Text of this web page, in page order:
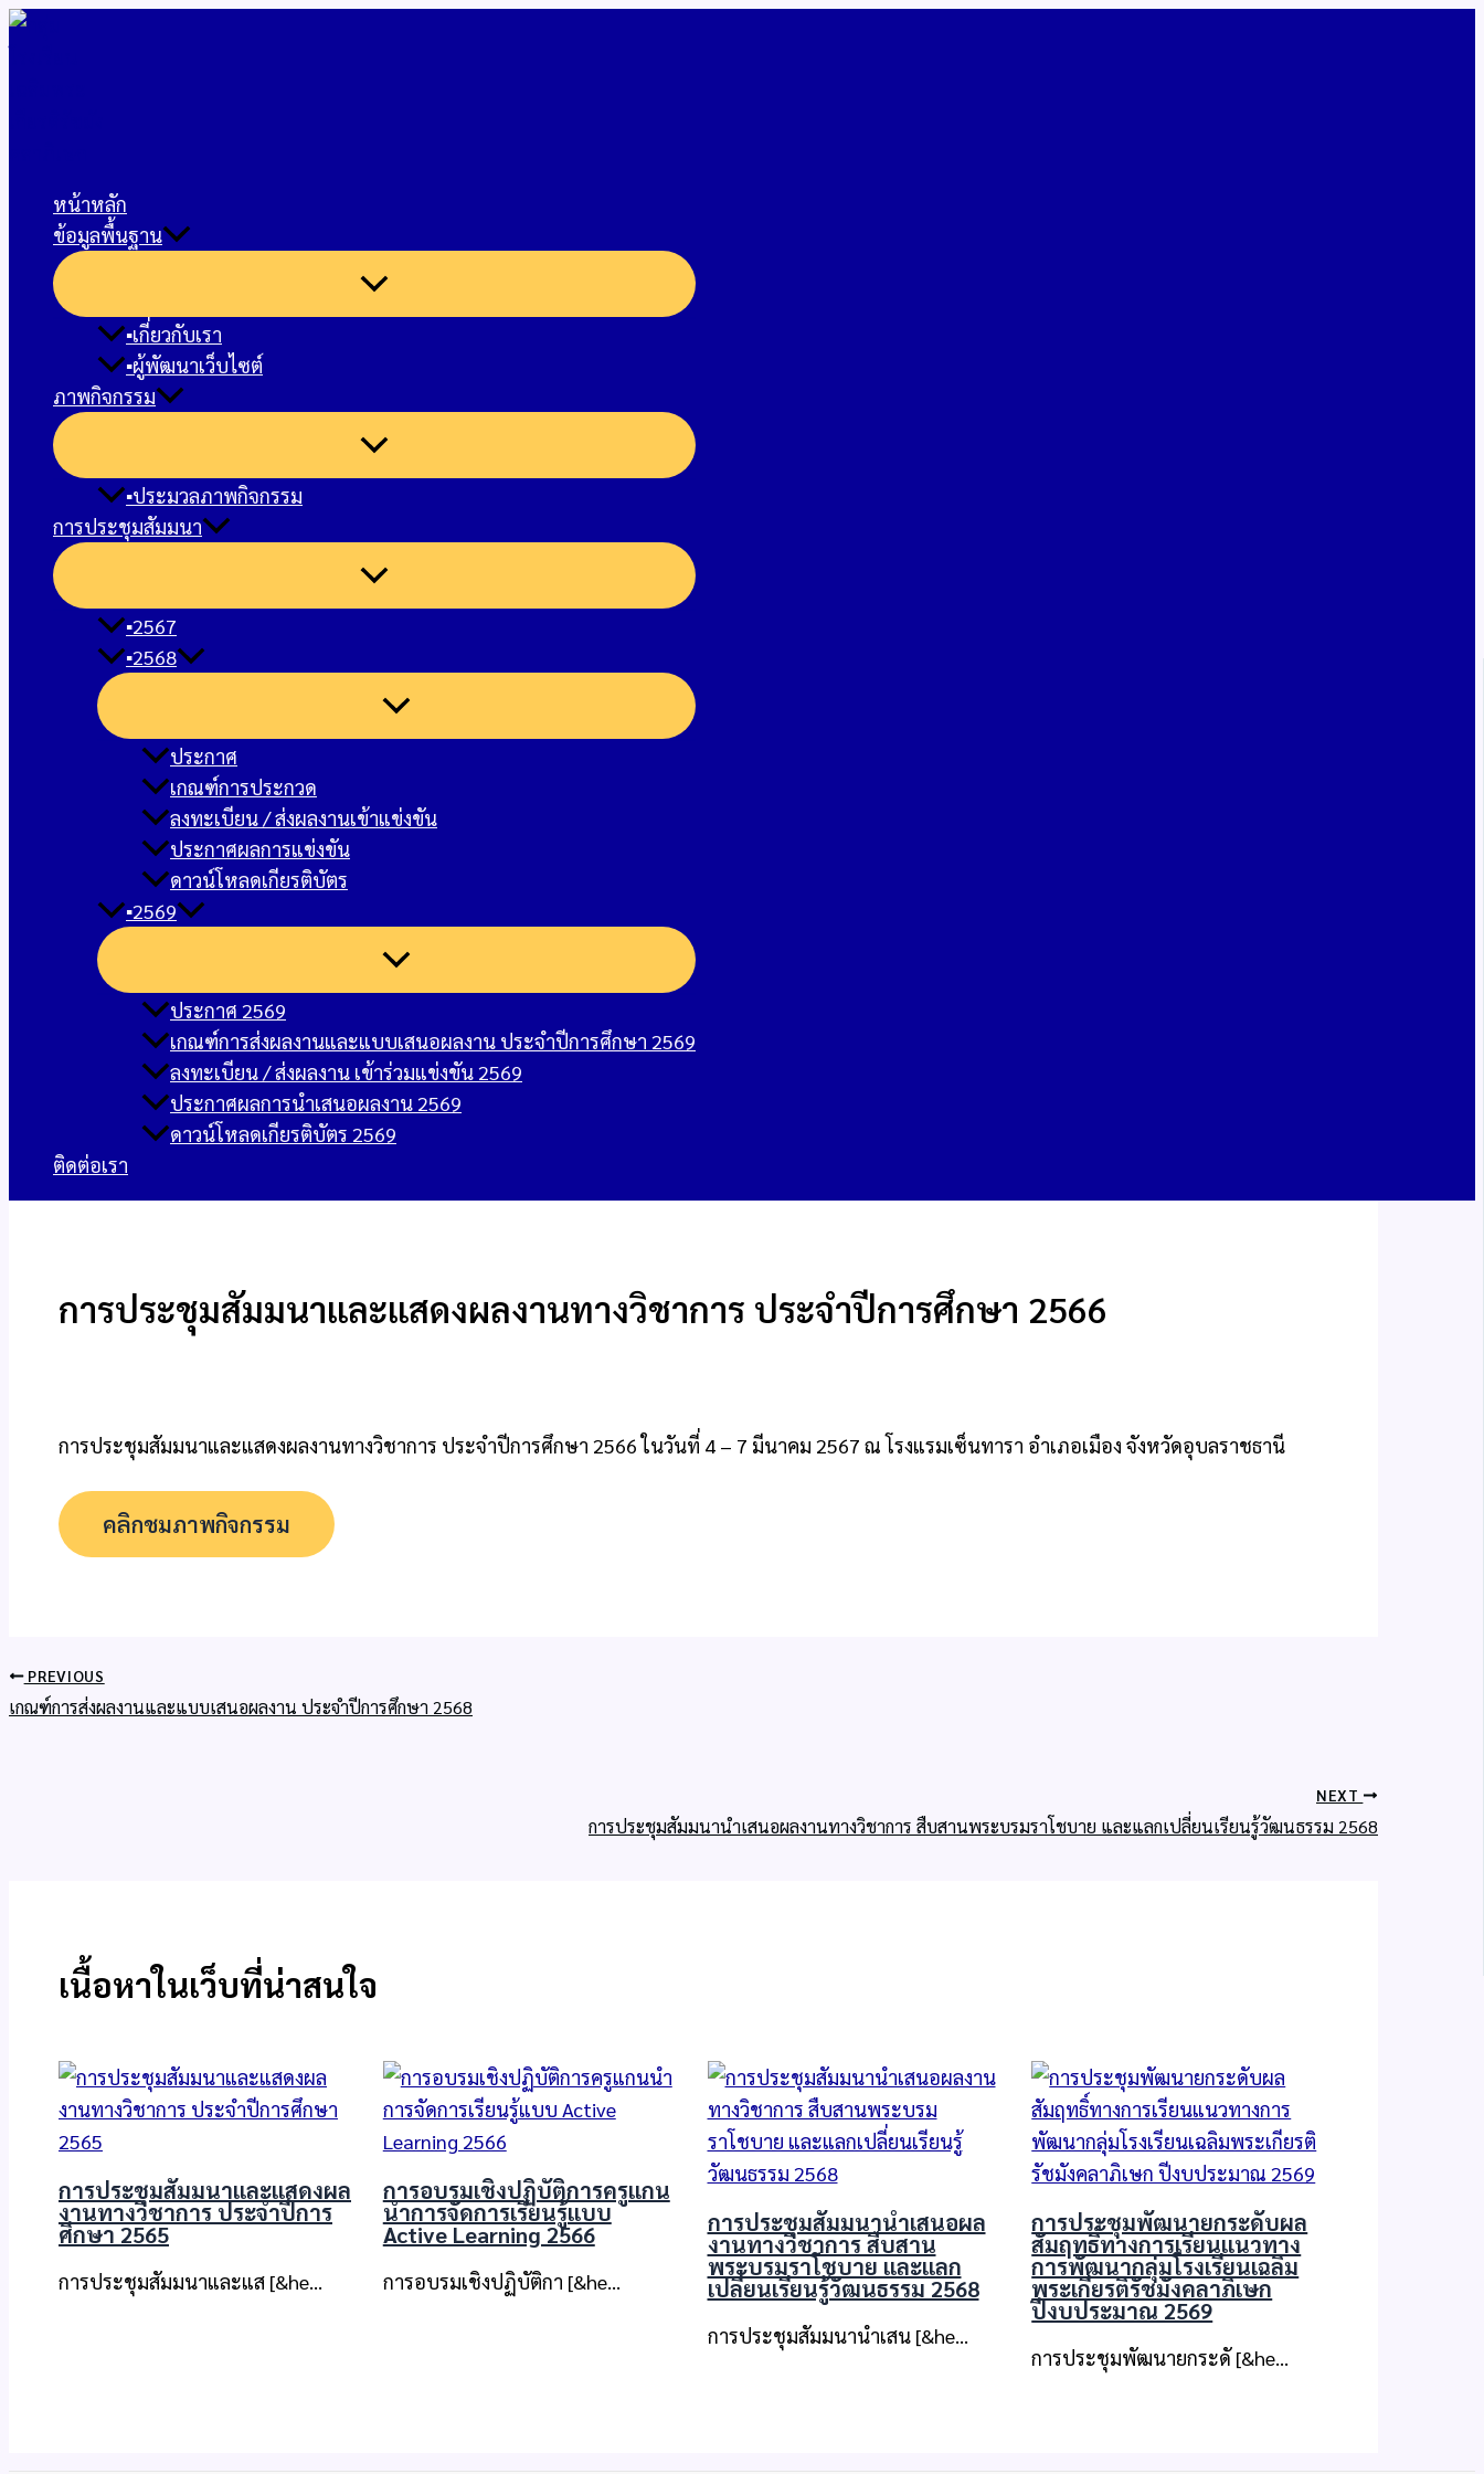
Skip
to
หน้าหลัก
ข้อมูลพื้นฐาน
▪︎เกี่ยวกับเรา
▪︎ผู้พัฒนาเว็บไซต์
ภาพกิจกรรม
▪︎ประมวลภาพกิจกรรม
การประชุมสัมมนา
▪︎2567
▪︎2568
ประกาศ
เกณฑ์การประกวด
ลงทะเบียน / ส่งผลงานเข้าแข่งขัน
ประกาศผลการแข่งขัน
ดาวน์โหลดเกียรติบัตร
▪︎2569
ประกาศ 2569
เกณฑ์การส่งผลงานและแบบเสนอผลงาน ประจำปีการศึกษา 2569
ลงทะเบียน / ส่งผลงาน เข้าร่วมแข่งขัน 2569
ประกาศผลการนำเสนอผลงาน 2569
ดาวน์โหลดเกียรติบัตร 2569
ติดต่อเรา
การประชุมสัมมนาและแสดงผลงานทางวิชาการ ประจําปีการศึกษา 2566
การประชุมสัมมนาและแสดงผลงานทางวิชาการ ประจําปีการศึกษา 2566 ในวันที่ 4 – 7 มีนาคม 2567 ณ โรงแรมเซ็นทารา อําเภอเมือง จังหวัดอุบลราชธานี
คลิกชมภาพกิจกรรม
PREVIOUS
เกณฑ์การส่งผลงานและแบบเสนอผลงาน ประจำปีการศึกษา 2568
NEXT
การประชุมสัมมนานำเสนอผลงานทางวิชาการ สืบสานพระบรมราโชบาย และแลกเปลี่ยนเรียนรู้วัฒนธรรม 2568
เนื้อหาในเว็บที่น่าสนใจ
การประชุมสัมมนาและแสดงผล
งานทางวิชาการ ประจําปีการ
ศึกษา 2565
การประชุมสัมมนาและแส [&he…
การอบรมเชิงปฏิบัติการครูแกน
นำการจัดการเรียนรู้แบบ
Active Learning 2566
การอบรมเชิงปฏิบัติกา [&he…
การประชุมสัมมนานำเสนอผล
งานทางวิชาการ สืบสาน
พระบรมราโชบาย และแลก
เปลี่ยนเรียนรู้วัฒนธรรม 2568
การประชุมสัมมนานำเสน [&he…
การประชุมพัฒนายกระดับผล
สัมฤทธิ์ทางการเรียนแนวทาง
การพัฒนากลุ่มโรงเรียนเฉลิม
พระเกียรติรัชมังคลาภิเษก
ปีงบประมาณ 2569
การประชุมพัฒนายกระดั [&he…